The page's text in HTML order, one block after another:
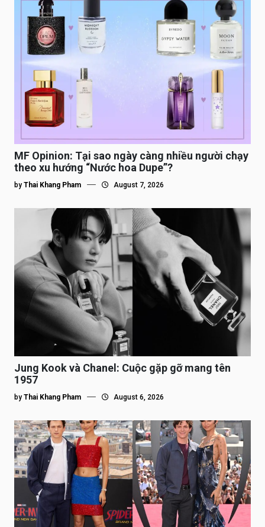
MF Opinion: Tại sao ngày càng nhiều người chạy
theo xu hướng “Nước hoa Dupe”?
by Thai Khang Pham August 7, 2026
Jung Kook và Chanel: Cuộc gặp gỡ mang tên
1957
by Thai Khang Pham August 6, 2026